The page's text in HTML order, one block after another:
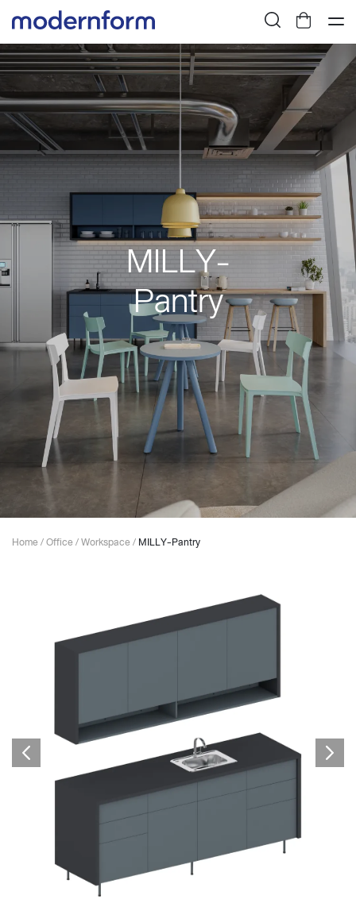
MILLY-
Pantry
Home/Office/Workspace/MILLY-Pantry